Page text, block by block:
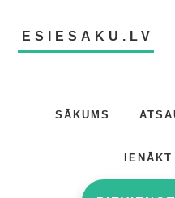
main
primary
footerESIESAKU.LV
SĀKUMS